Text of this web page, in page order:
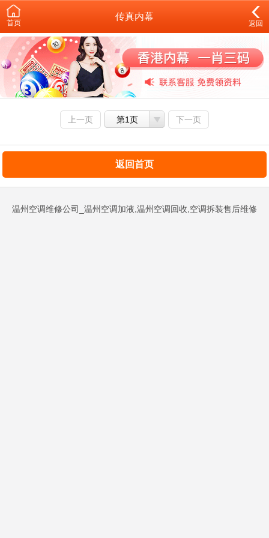
首页
传真内幕
返回
上一页 第1页 下一页
返回首页
温州空调维修公司_温州空调加液,温州空调回收,空调拆装售后维修